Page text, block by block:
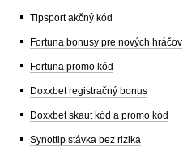
Tipsport akčný kód
Fortuna bonusy pre nových hráčov
Fortuna promo kód
Doxxbet registračný bonus
Doxxbet skaut kód a promo kód
Synottip stávka bez rizika